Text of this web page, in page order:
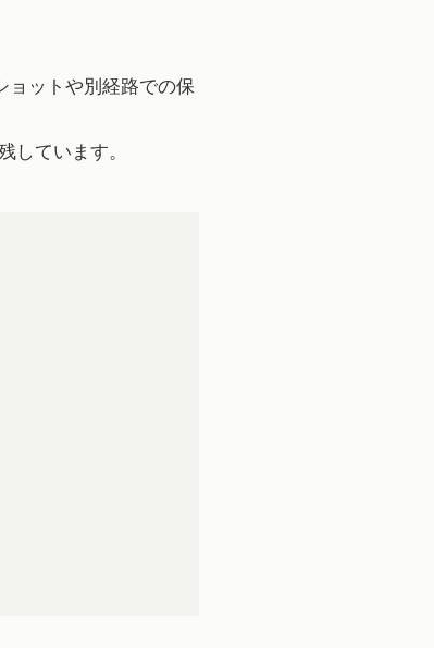
ョットや別経路での保
しています。